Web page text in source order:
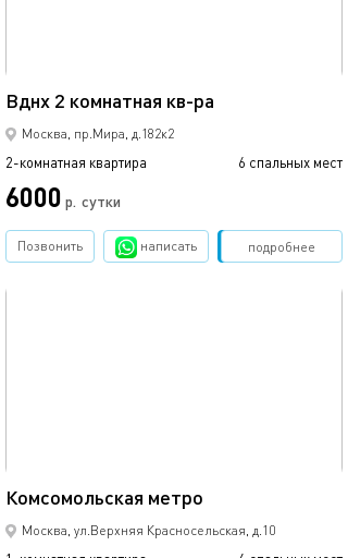
Вднх 2 комнатная кв-ра
Москва, пр.Мира, д.182к2
2-комнатная квартира 6 спальных мест
6000 р. сутки
подробнее
Позвонить написать Забронировать
Комсомольская метро
Москва, ул.Верхняя Красносельская, д.10